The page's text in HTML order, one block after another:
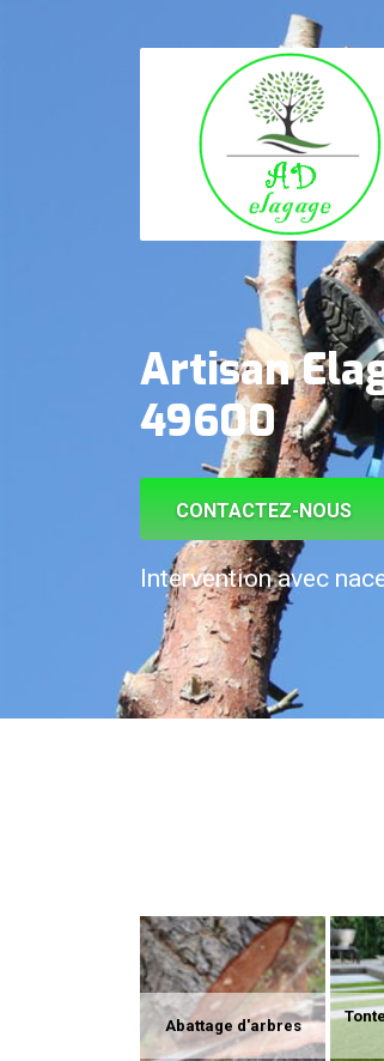
Artisan
49600
CONTACTEZ-NOUS
Intervention avec
Abattage d'arbres